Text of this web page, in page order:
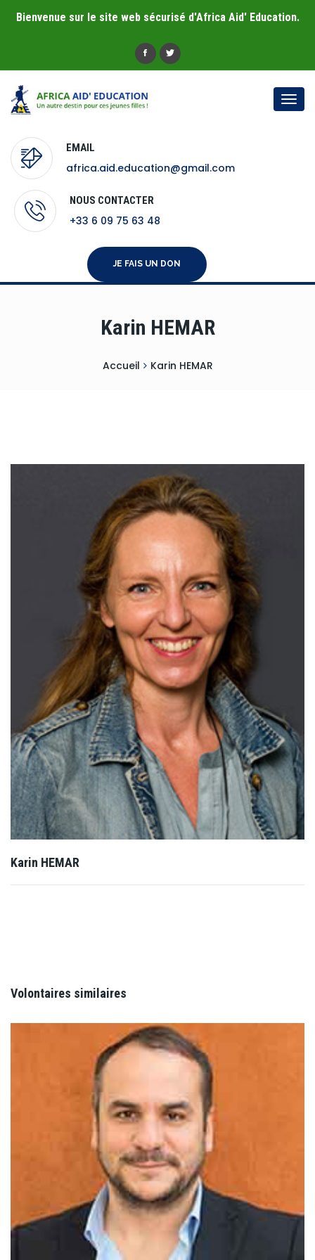
Bienvenue sur le site web sécurisé d'Africa Aid' Education.
EMAIL
africa.aid.education@gmail.com
NOUS CONTACTER
+33 6 09 75 63 48
JE FAIS UN DON
Karin HEMAR
Accueil Karin HEMAR
Karin HEMAR
Volontaires similaires